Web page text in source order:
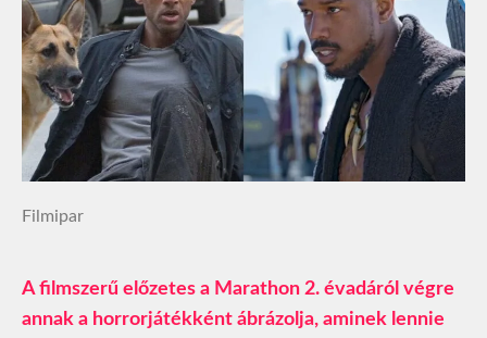
Filmipar
A filmszerű előzetes a Marathon 2. évadáról végre
annak a horrorjátékként ábrázolja, aminek lennie